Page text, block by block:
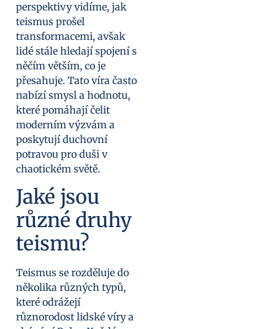
perspektivy vidíme, jak
teismus prošel
transformacemi, avšak
lidé stále hledají spojení s
něčím větším, co je
přesahuje. Tato víra často
nabízí smysl a hodnotu,
které pomáhají čelit
moderním výzvám a
poskytují duchovní
potravou pro duši v
chaotickém světě.
Jaké jsou
různé druhy
teismu?
Teismus se rozděluje do
několika různých typů,
které odrážejí
různorodost lidské víry a